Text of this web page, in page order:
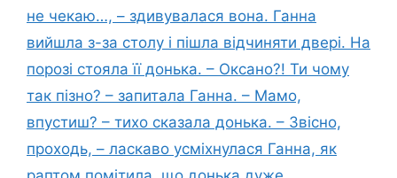
не чекаю…, – здивувалася вона. Ганна
вийшла з-за столу і пішла відчиняти двері. На
порозі стояла її донька. – Оксано?! Ти чому
так пізно? – запитала Ганна. – Мамо,
впустиш? – тихо сказала донька. – Звісно,
проходь, – ласкаво усміхнулася Ганна, як